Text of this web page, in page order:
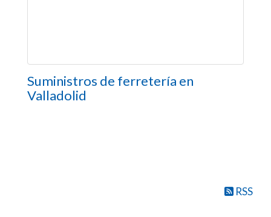
Suministros de ferretería en
Valladolid
RSS